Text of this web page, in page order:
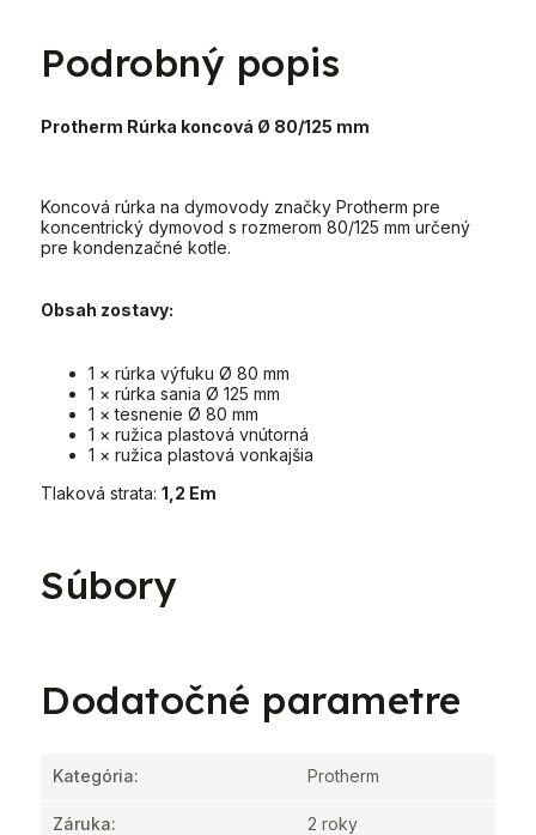
Podrobný popis
Protherm Rúrka koncová Ø 80/125 mm
Koncová rúrka na dymovody značky Protherm pre
koncentrický dymovod s rozmerom 80/125 mm určený
pre kondenzačné kotle.
Obsah zostavy:
1 × rúrka výfuku Ø 80 mm
1 × rúrka sania Ø 125 mm
1 × tesnenie Ø 80 mm
1 × ružica plastová vnútorná
1 × ružica plastová vonkajšia
Tlaková strata: 1,2 Em
Súbory
Dodatočné parametre
Kategória: Protherm
Záruka: 2 roky